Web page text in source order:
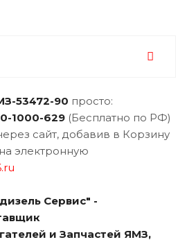
53472-90 просто:
1000-629 (Бесплатно по РФ)
сайт, добавив в Корзину
электронную
Сервис" -
и Запчастей ЯМЗ,